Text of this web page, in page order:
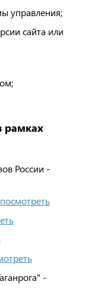
управления;
сайта или
рамках
России -
посмотреть
-